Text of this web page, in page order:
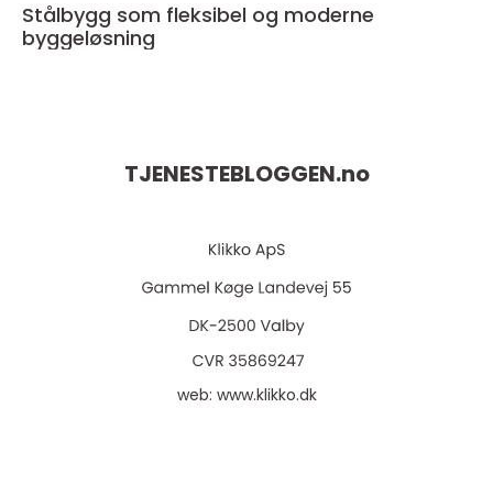
Stålbygg som fleksibel og moderne
byggeløsning
TJENESTEBLOGGEN.no
web: www.klikko.dk